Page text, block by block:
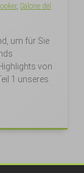
, Salone del
um für Sie
von
1 unseres